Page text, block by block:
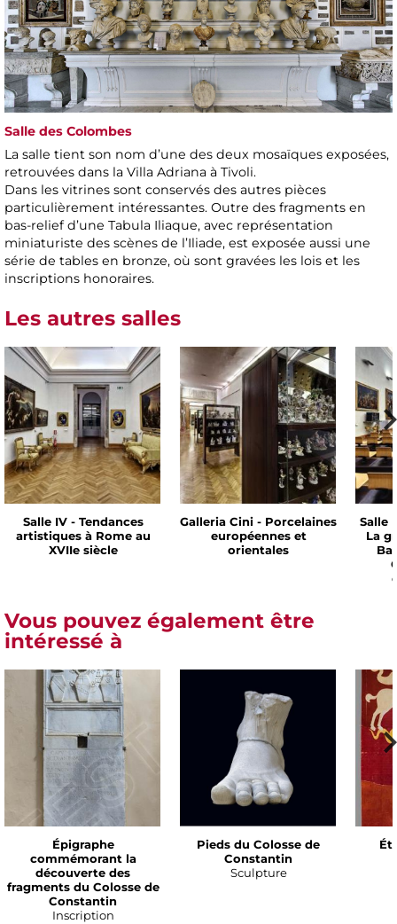
Salle des Colombes
La salle tient son nom d’une des deux mosaïques exposées,
retrouvées dans la Villa Adriana à Tivoli.
Dans les vitrines sont conservés des autres pièces
particulièrement intéressantes. Outre des fragments en
bas-relief d’une Tabula Iliaque, avec représentation
miniaturiste des scènes de l’Iliade, est exposée aussi une
série de tables en bronze, où sont gravées les lois et les
inscriptions honoraires.
Les autres salles
Salle IV - Tendances
artistiques à Rome au
XVIIe siècle
Galleria Cini - Porcelaines
européennes et
orientales
Salle
La
Vous pouvez également être
intéressé à
Épigraphe
commémorant la
découverte des
fragments du Colosse de
Constantin
Inscription
Pieds du Colosse de
Constantin
Sculpture